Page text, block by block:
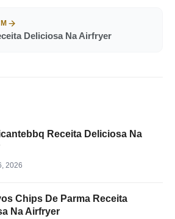
Deliciosa Na Airfryer
Receita Deliciosa Na
2026
Chips De Parma Receita
Na Airfryer